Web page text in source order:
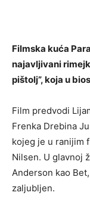
Filmska kuća
najavljivani
pištolj”, koja u
Film predvodi
Frenka Drebina
kojeg je u ranijim
Nilsen. U glavnoj
Anderson kao
zaljubljen.